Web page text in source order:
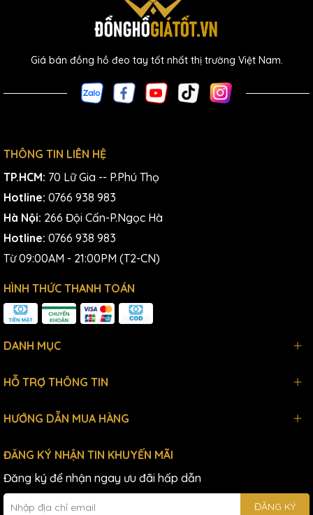
Giá bán đồng hồ đeo tay tốt nhất thị trường Việt Nam.
THÔNG TIN LIÊN HỆ
TP.HCM: 70 Lữ Gia -- P.Phú Thọ
Hotline: 0766 938 983
Hà Nội: 266 Đội Cấn-P.Ngọc Hà
Hotline: 0766 938 983
Từ 09:00AM - 21:00PM (T2-CN)
HÌNH THỨC THANH TOÁN
DANH MỤC
HỖ TRỢ THÔNG TIN
HƯỚNG DẪN MUA HÀNG
ĐĂNG KÝ NHẬN TIN KHUYẾN MÃI
Đăng ký để nhận ngay ưu đãi hấp dẫn
ĐĂNG KÝ